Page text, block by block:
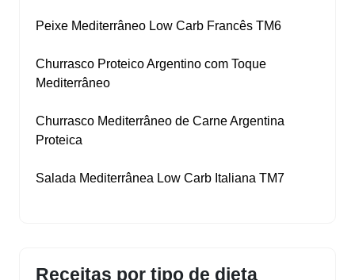
Peixe Mediterrâneo Low Carb Francês TM6
Churrasco Proteico Argentino com Toque
Mediterrâneo
Churrasco Mediterrâneo de Carne Argentina
Proteica
Salada Mediterrânea Low Carb Italiana TM7
Receitas por tipo de dieta